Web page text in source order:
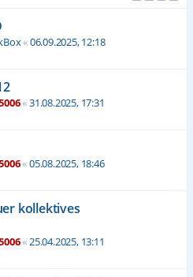
«06.09.2025, 12:18
«31.08.2025, 17:31
«05.08.2025, 18:46
kollektives
«25.04.2025, 13:11